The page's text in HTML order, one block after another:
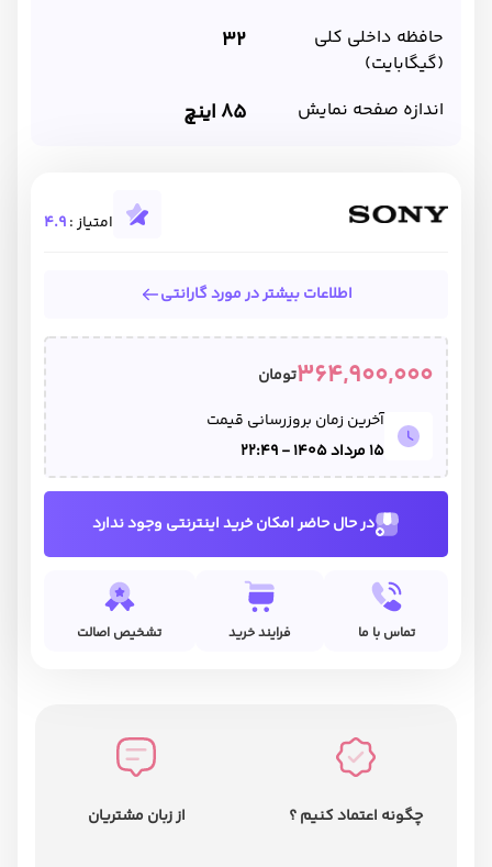
حافظه داخلی کلی
(گیگابایت)
32
اندازه صفحه نمایش 85 اینچ
امتیاز :4.9
اطلاعات بیشتر در مورد گارانتی
364,900,000تومان
آخرین زمان بروزرسانی قیمت
15 مرداد 1405 - 22:49
در حال حاضر امکان خرید اینترنتی وجود ندارد
تماس با ما فرایند خرید تشخیص اصالت
چگونه اعتماد کنیم ؟ از زبان مشتریان